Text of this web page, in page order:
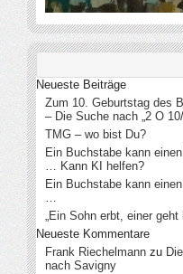
Neueste Beiträge
Zum 10. Geburtstag des
– Die Suche nach „2 O
TMG – wo bist Du?
Ein Buchstabe kann
… Kann KI helfen?
Ein Buchstabe kann
…
„Ein Sohn erbt, einer geht
Neueste Kommentare
Frank Riechelmann zu
nach Savigny